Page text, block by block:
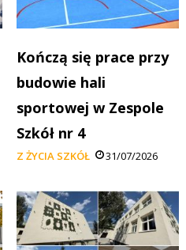
Kończą się prace przy
budowie hali
sportowej w Zespole
Szkół nr 4
Z ŻYCIA SZKÓŁ 31/07/2026